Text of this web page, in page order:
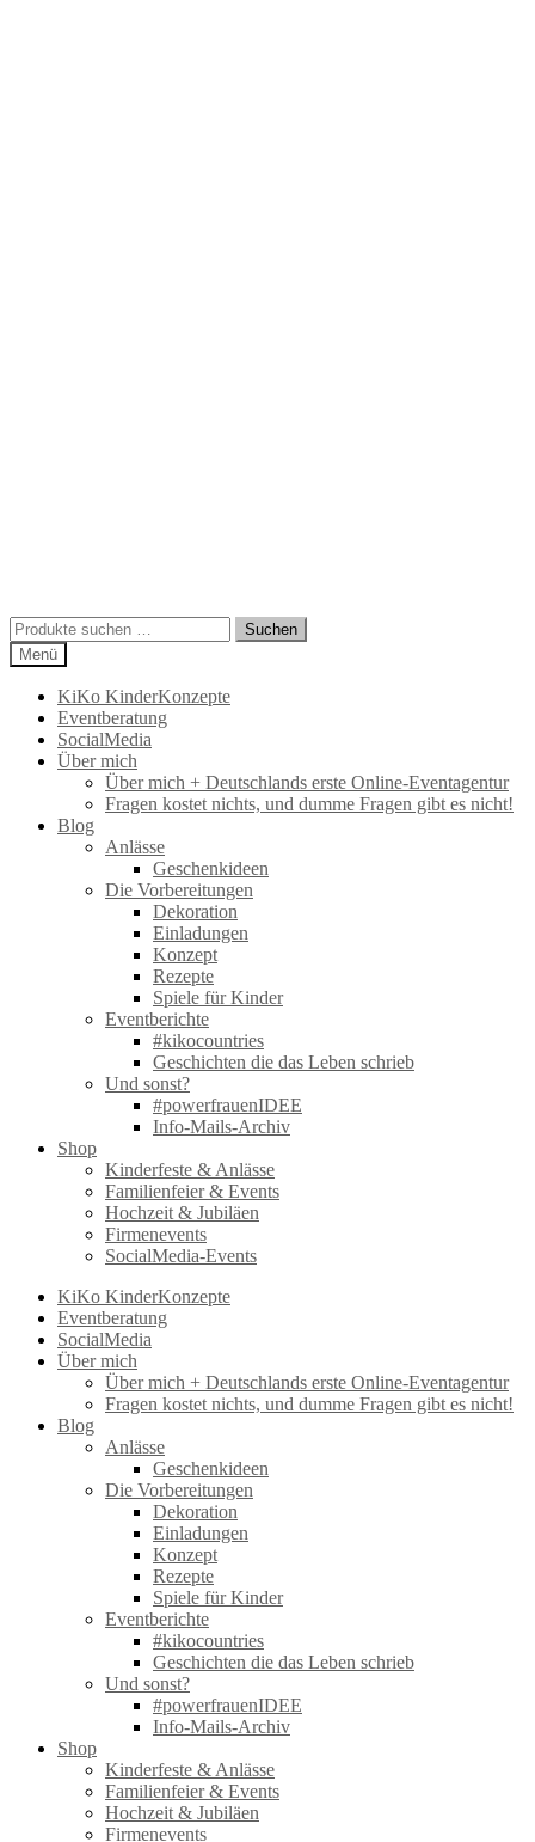
Suchen
nach:
Suchen
Menü
KiKo KinderKonzepte
Eventberatung
SocialMedia
Über mich
Über mich + Deutschlands erste Online-Eventagentur
Fragen kostet nichts, und dumme Fragen gibt es nicht!
Blog
Anlässe
Geschenkideen
Die Vorbereitungen
Dekoration
Einladungen
Konzept
Rezepte
Spiele für Kinder
Eventberichte
#kikocountries
Geschichten die das Leben schrieb
Und sonst?
#powerfrauenIDEE
Info-Mails-Archiv
Shop
Kinderfeste & Anlässe
Familienfeier & Events
Hochzeit & Jubiläen
Firmenevents
SocialMedia-Events
KiKo KinderKonzepte
Eventberatung
SocialMedia
Über mich
Über mich + Deutschlands erste Online-Eventagentur
Fragen kostet nichts, und dumme Fragen gibt es nicht!
Blog
Anlässe
Geschenkideen
Die Vorbereitungen
Dekoration
Einladungen
Konzept
Rezepte
Spiele für Kinder
Eventberichte
#kikocountries
Geschichten die das Leben schrieb
Und sonst?
#powerfrauenIDEE
Info-Mails-Archiv
Shop
Kinderfeste & Anlässe
Familienfeier & Events
Hochzeit & Jubiläen
Firmenevents